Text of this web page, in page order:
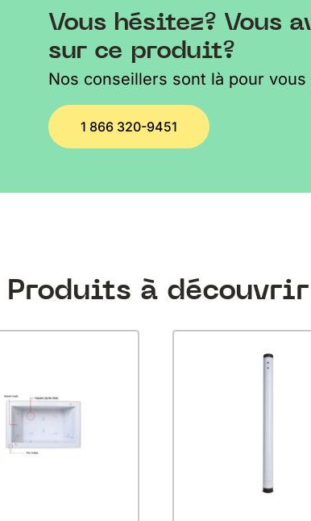
Vous hésitez? Vous
sur ce produit?
Nos conseillers sont là pour vous
1 866 320-9451
Produits à découvrir